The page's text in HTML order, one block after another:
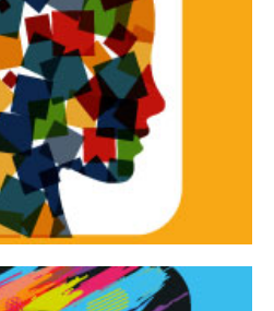
dinamiche
è una rassegna di teatro
e sperimentale.